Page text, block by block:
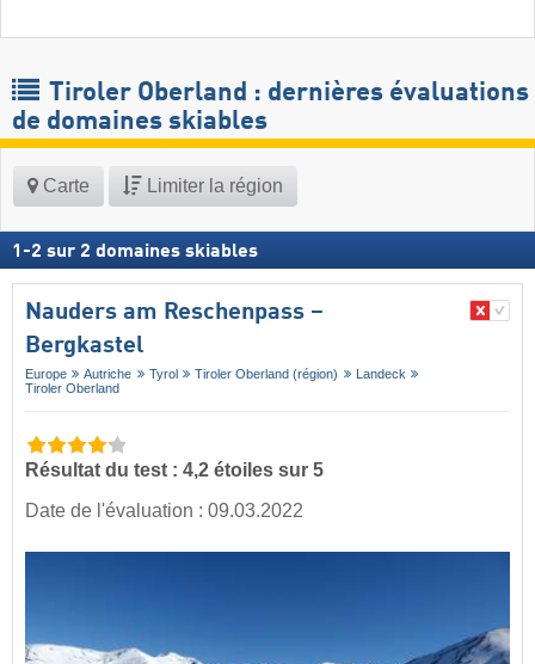
Tiroler Oberland : dernières évaluations
de domaines skiables
Carte Limiter la région
1 -2 sur 2 domaines skiables
Nauders am Reschenpass –
Bergkastel
Europe Autriche Tyrol Tiroler Oberland (région)
Landeck
Tiroler Oberland
Résultat du test : 4,2 étoiles sur 5
Date de l'évaluation : 09.03.2022